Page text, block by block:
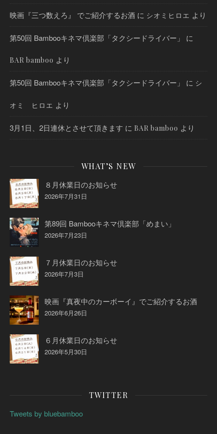
映画『三つ数えろ』 でご紹介するお酒 に シオミヒロエ より
第50回 Bambooキネマ倶楽部「タクシードライバー」 に
BAR bamboo より
第50回 Bambooキネマ倶楽部「タクシードライバー」 に シ
オミ ヒロエ より
3月1日、2日連休とさせて頂きます に BAR bamboo より
WHAT’S NEW
８月休業日のお知らせ
2026年7月31日
第89回 Bambooキネマ倶楽部「めまい」
2026年7月23日
７月休業日のお知らせ
2026年7月3日
映画『真夜中のカーボーイ』でご紹介するお酒
2026年6月26日
６月休業日のお知らせ
2026年5月30日
TWITTER
Tweets by bluebamboo